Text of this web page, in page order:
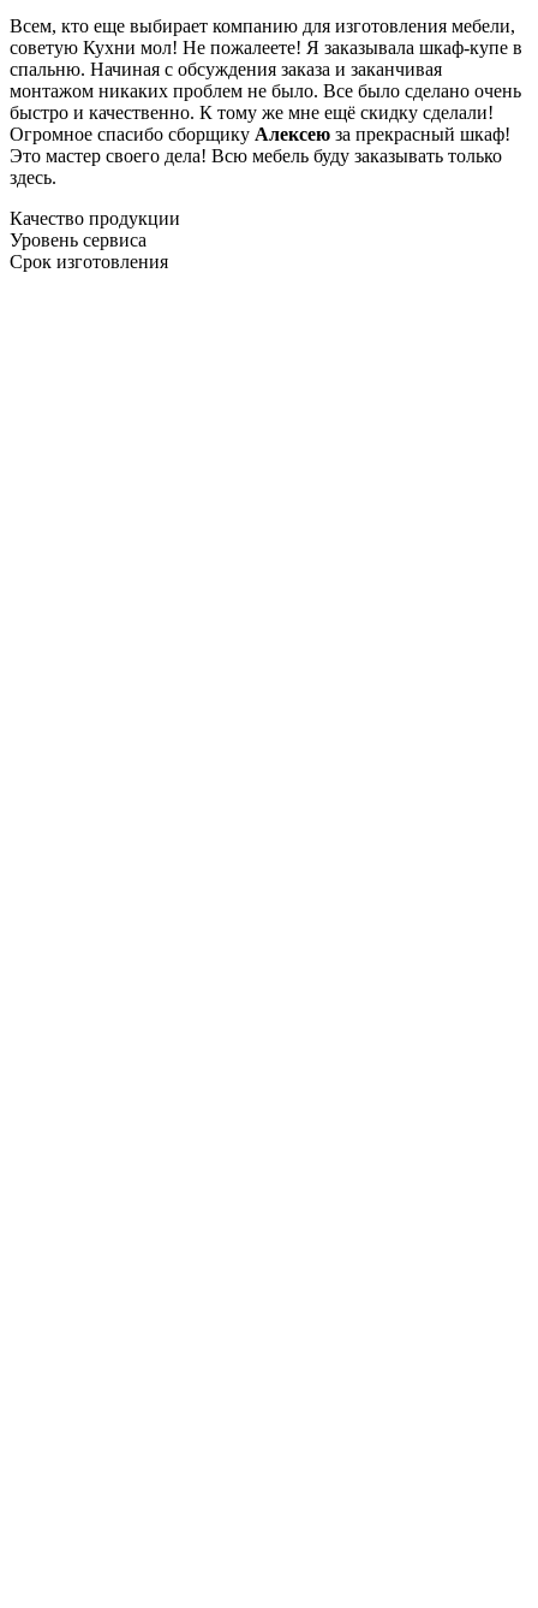
Всем, кто еще выбирает компанию для изготовления мебели,
советую Кухни мол! Не пожалеете! Я заказывала шкаф-купе в
спальню. Начиная с обсуждения заказа и заканчивая
монтажом никаких проблем не было. Все было сделано очень
быстро и качественно. К тому же мне ещё скидку сделали!
Огромное спасибо сборщику Алексею за прекрасный шкаф!
Это мастер своего дела! Всю мебель буду заказывать только
здесь.
Качество продукции
Уровень сервиса
Срок изготовления